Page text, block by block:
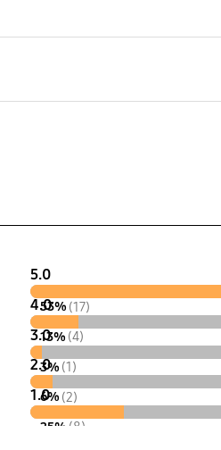
5.0
53% (17)
4.0
13% (4)
3.0
3% (1)
2.0
6% (2)
1.0
25% (8)